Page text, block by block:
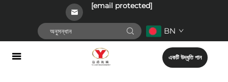
[email protected]
BN
একটি উদ্ধৃতি পান